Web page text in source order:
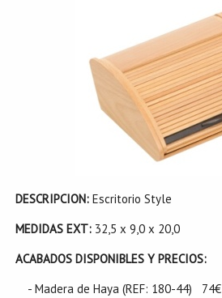
DESCRIPCION: Escritorio Style
MEDIDAS EXT: 32,5 x 9,0 x 20,0
ACABADOS DISPONIBLES Y PRECIOS:
- Madera de Haya (REF: 180-44) 74€